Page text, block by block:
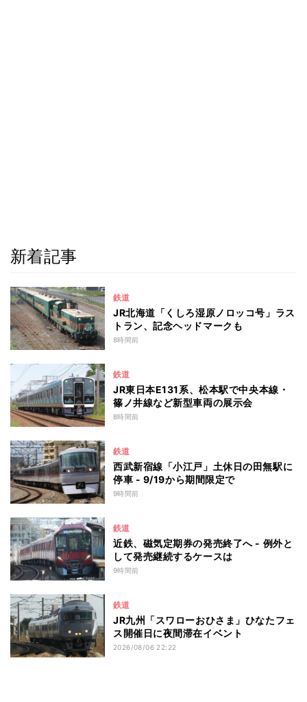
新着記事
鉄道
JR北海道「くしろ湿原ノロッコ号」ラス
トラン、記念ヘッドマークも
8時間前
鉄道
JR東日本E131系、松本駅で中央本線・
篠ノ井線など新型車両の展示会
8時間前
鉄道
西武新宿線「小江戸」土休日の田無駅に
停車 - 9/19から期間限定で
9時間前
鉄道
近鉄、磁気定期券の発売終了へ - 例外と
して発売継続するケースは
9時間前
鉄道
JR九州「スワローおひさま」ひなたフェ
ス開催日に夜間滞在イベント
2026/08/06 22:22